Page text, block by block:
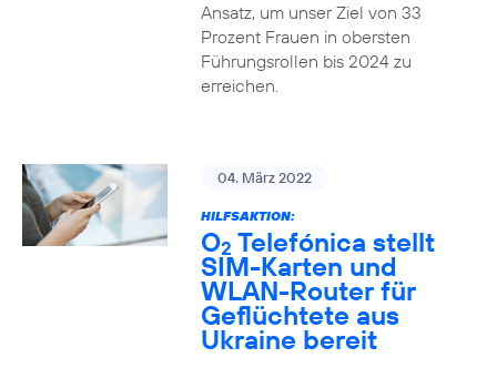
Ansatz, um unser Ziel von 33
Prozent Frauen in obersten
Führungsrollen bis 2024 zu
erreichen.
04. März 2022
HILFSAKTION:
O2 Telefónica stellt
SIM-Karten und
WLAN-Router für
Geflüchtete aus
Ukraine bereit